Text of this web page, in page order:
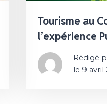
Tourisme au
l’expérience
Rédigé
le 9 avril